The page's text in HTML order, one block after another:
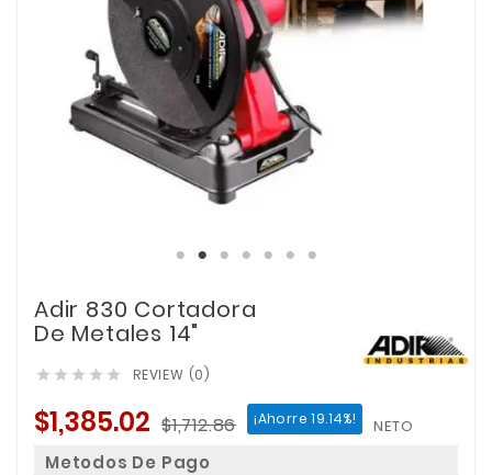
Adir 830 Cortadora
De Metales 14"
     REVIEW (0)
$1,385.02 $1,712.86 ¡Ahorre 19.14%! NETO
Metodos De Pago